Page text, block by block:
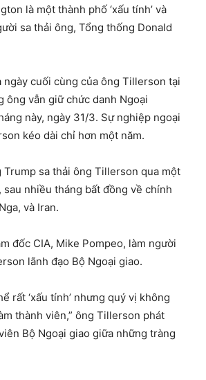
là một thành phố ‘xấu tính’ và
sa thải ông, Tổng thống Donald
ngày cuối cùng của ông Tillerson tại
ông vẫn giữ chức danh Ngoại
này, ngày 31/3. Sự nghiệp ngoại
kéo dài chỉ hơn một năm.
Trump sa thải ông Tillerson qua một
nhiều tháng bất đồng về chính
và Iran.
đốc CIA, Mike Pompeo, làm người
lãnh đạo Bộ Ngoại giao.
rất ‘xấu tính’ nhưng quý vị không
thành viên,” ông Tillerson phát
Bộ Ngoại giao giữa những tràng